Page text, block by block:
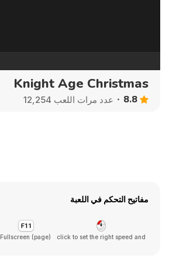
Knight Age Christmas
8.8 عدد مرات اللعب 12,254
مفاتيح التحكم في اللعبة
click to set the right speed and
Fullscreen (page)